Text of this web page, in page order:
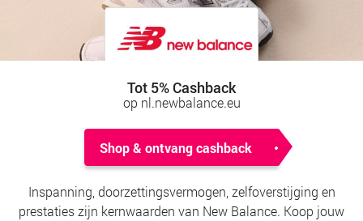
Tot 5% Cashback
op nl.newbalance.eu
Shop & ontvang cashback
Inspanning, doorzettingsvermogen, zelfoverstijging en
prestaties zijn kernwaarden van New Balance. Koop jouw